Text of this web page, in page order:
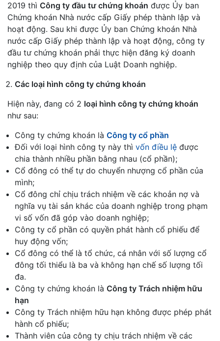
2019 thì Công ty đầu tư chứng khoán được Ủy ban
Chứng khoán Nhà nước cấp Giấy phép thành lập và
hoạt động. Sau khi được Ủy ban Chứng khoán Nhà
nước cấp Giấy phép thành lập và hoạt động, công ty
đầu tư chứng khoán phải thực hiện đăng ký doanh
nghiệp theo quy định của Luật Doanh nghiệp.
Các loại hình công ty chứng khoán
Hiện này, đang có 2 loại hình công ty chứng khoán
như sau:
Công ty chứng khoán là Công ty cổ phần
Đối với loại hình công ty này thì vốn điều lệ được
chia thành nhiều phần bằng nhau (cổ phần);
Cổ đông có thể tự do chuyển nhượng cổ phần của
mình;
Cổ đông chỉ chịu trách nhiệm về các khoản nợ và
nghĩa vụ tài sản khác của doanh nghiệp trong phạm
vi số vốn đã góp vào doanh nghiệp;
Công ty cổ phần có quyền phát hành cổ phiếu để
huy động vốn;
Cổ đông có thể là tổ chức, cá nhân với số lượng cổ
đông tối thiểu là ba và không hạn chế số lượng tối
đa.
Công ty chứng khoán là Công ty Trách nhiệm hữu
hạn
Công ty Trách nhiệm hữu hạn không được phép phát
hành cổ phiếu;
Thành viên của công ty chịu trách nhiệm về các